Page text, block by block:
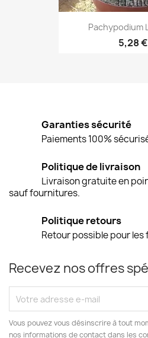
Aperçu
Pachypodium
5,28 €
Garanties sécurité
Paiements 100%
Politique de livraison
Livraison gratuite en
sauf fournitures.
Politique retours
Retour possible pour
Recevez nos offres
Vous pouvez vous désinscrire à tout
nos informations de contact dans les